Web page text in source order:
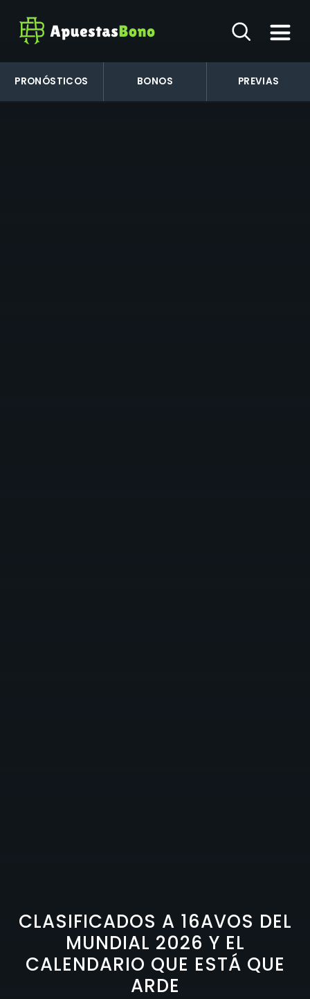
PRONÓSTICOS BONOS PREVIAS
CLASIFICADOS A 16AVOS DEL
MUNDIAL 2026 Y EL
CALENDARIO QUE ESTÁ QUE
ARDE